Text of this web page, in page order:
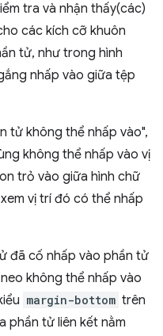
tra và nhận thấy(các)
các kích cỡ khuôn
tử, như trong hình
nhấp vào giữa tệp
tử không thể nhấp vào",
không thể nhấp vào vị
trỏ vào giữa hình chữ
vị trí đó có thể nhấp
đã cố nhấp vào phần tử
không thể nhấp vào
margin-bottom trên
phần tử liên kết nằm